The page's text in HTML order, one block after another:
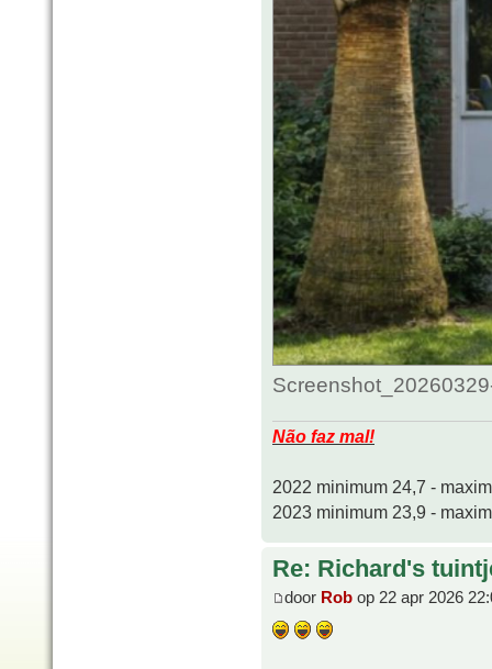
Não faz mal!
2022 minimum 24,7 -
2023 minimum 23,9 -
Re: Richard's
door Rob op 22 apr 2026